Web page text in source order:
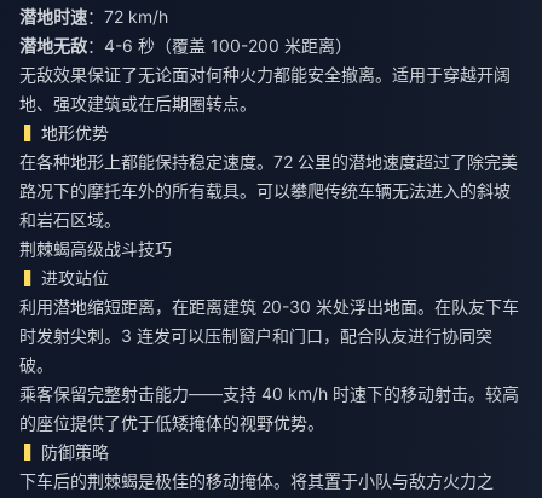
潜地时速：72 km/h
潜地无敌：4-6 秒（覆盖 100-200 米距离）
无敌效果保证了无论面对何种火力都能安全撤离。适用于穿越开阔
地、强攻建筑或在后期圈转点。
地形优势
在各种地形上都能保持稳定速度。72 公里的潜地速度超过了除完美
路况下的摩托车外的所有载具。可以攀爬传统车辆无法进入的斜坡
和岩石区域。
荆棘蝎高级战斗技巧
进攻站位
利用潜地缩短距离，在距离建筑 20-30 米处浮出地面。在队友下车
时发射尖刺。3 连发可以压制窗户和门口，配合队友进行协同突
破。
乘客保留完整射击能力——支持 40 km/h 时速下的移动射击。较高
的座位提供了优于低矮掩体的视野优势。
防御策略
下车后的荆棘蝎是极佳的移动掩体。将其置于小队与敌方火力之